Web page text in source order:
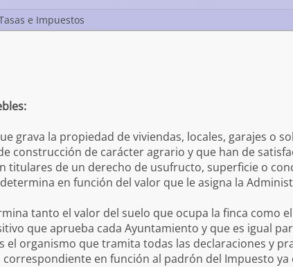
Tasas e Impuestos
Normas Subsidiarias
Plan Municipal de Vivienda y Suelo
Licencia de Obras
a la Ciudadanía
e Impuestos
grava la propiedad de viviendas, locales, garajes o
construcción de carácter agrario y que han de
titulares de un derecho de usufructo, superficie o
en función del valor que le asigna la
tanto el valor del suelo que ocupa la finca como
que aprueba cada Ayuntamiento y que es igual
el organismo que tramita todas las declaraciones y
en función al padrón del Impuesto